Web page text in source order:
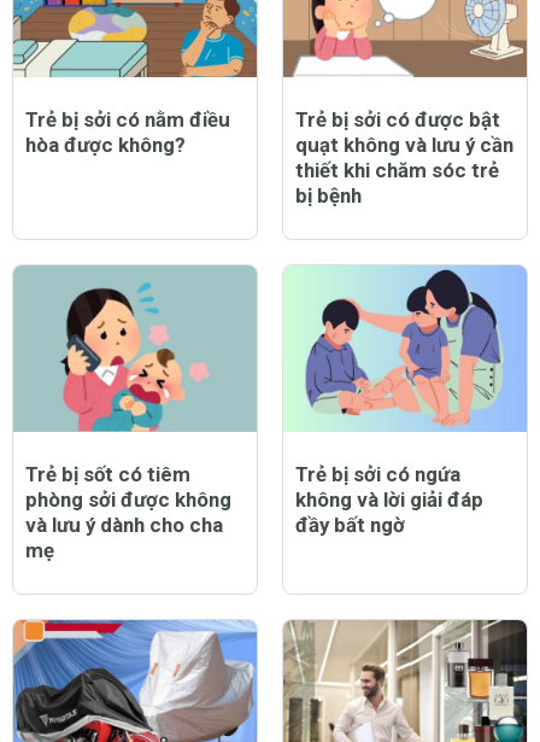
Trẻ bị sởi có nằm điều
hòa được không?
Trẻ bị sởi có được bật
quạt không và lưu ý cần
thiết khi chăm sóc trẻ
bị bệnh
Trẻ bị sốt có tiêm
phòng sởi được không
và lưu ý dành cho cha
mẹ
Trẻ bị sởi có ngứa
không và lời giải đáp
đầy bất ngờ